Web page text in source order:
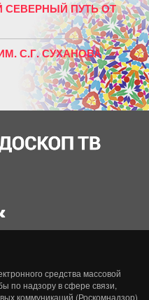
СЕВЕРНЫЙ ПУТЬ ОТ
С.Г. СУХАНОВА
средства массовой
по надзору в сфере связи,
коммуникаций (Роскомнадзор)